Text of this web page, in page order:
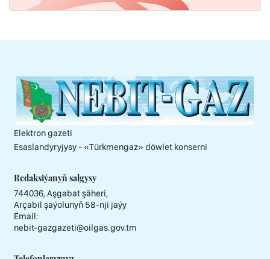
Elektron gazeti
Esaslandyryjysy - «Тürkmengaz» döwlet konserni
Redaksiýanyň salgysy
744036, Aşgabat şäheri,
Arçabil şaýolunyň 58-nji jaýy
Email:
nebit-gazgazeti@oilgas.gov.tm